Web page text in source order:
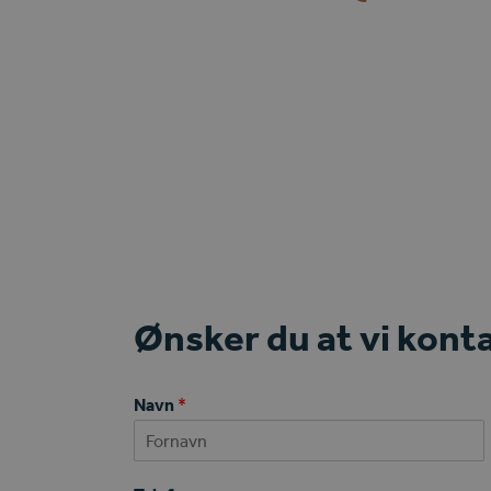
Ønsker du at vi
Navn *